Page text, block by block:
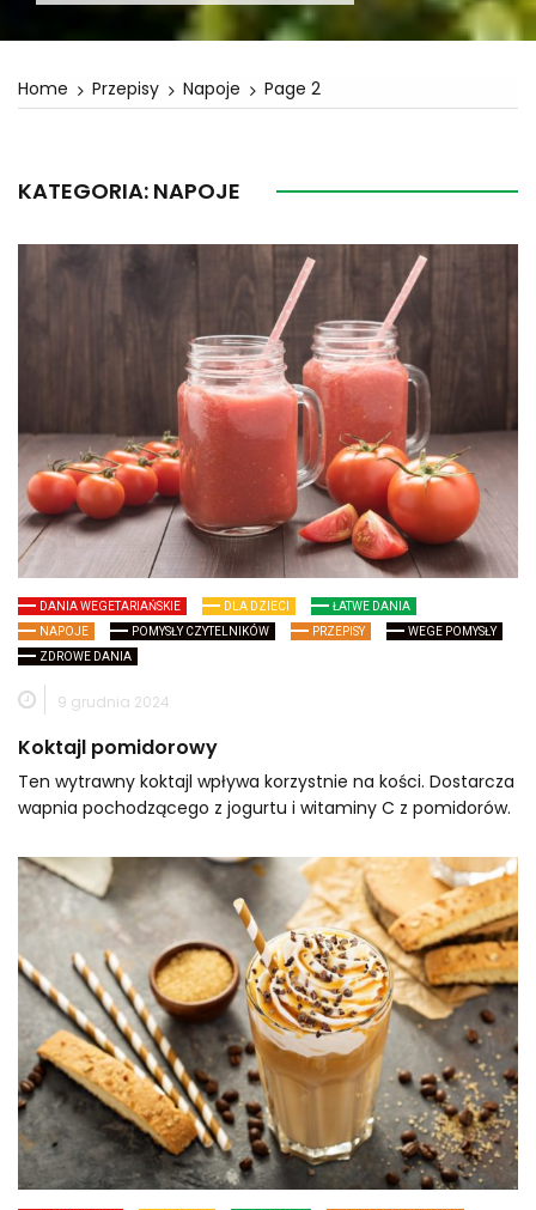
Home Przepisy Napoje Page 2
KATEGORIA: NAPOJE
DANIA WEGETARIAŃSKIE DLA DZIECI
ŁATWE DANIA
NAPOJE
POMYSŁY CZYTELNIKÓW PRZEPISY
WEGE POMYSŁY
ZDROWE DANIA
9 grudnia 2024
Koktajl pomidorowy
Ten wytrawny koktajl wpływa korzystnie na kości. Dostarcza
wapnia pochodzącego z jogurtu i witaminy C z pomidorów.